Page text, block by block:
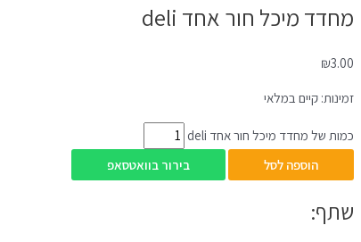
מחדד מיכל חור אחד deli
₪3.00
זמינות: קיים במלאי
כמות של מחדד מיכל חור אחד deli
הוספה לסל
בירור בוואטסאפ
שתף: